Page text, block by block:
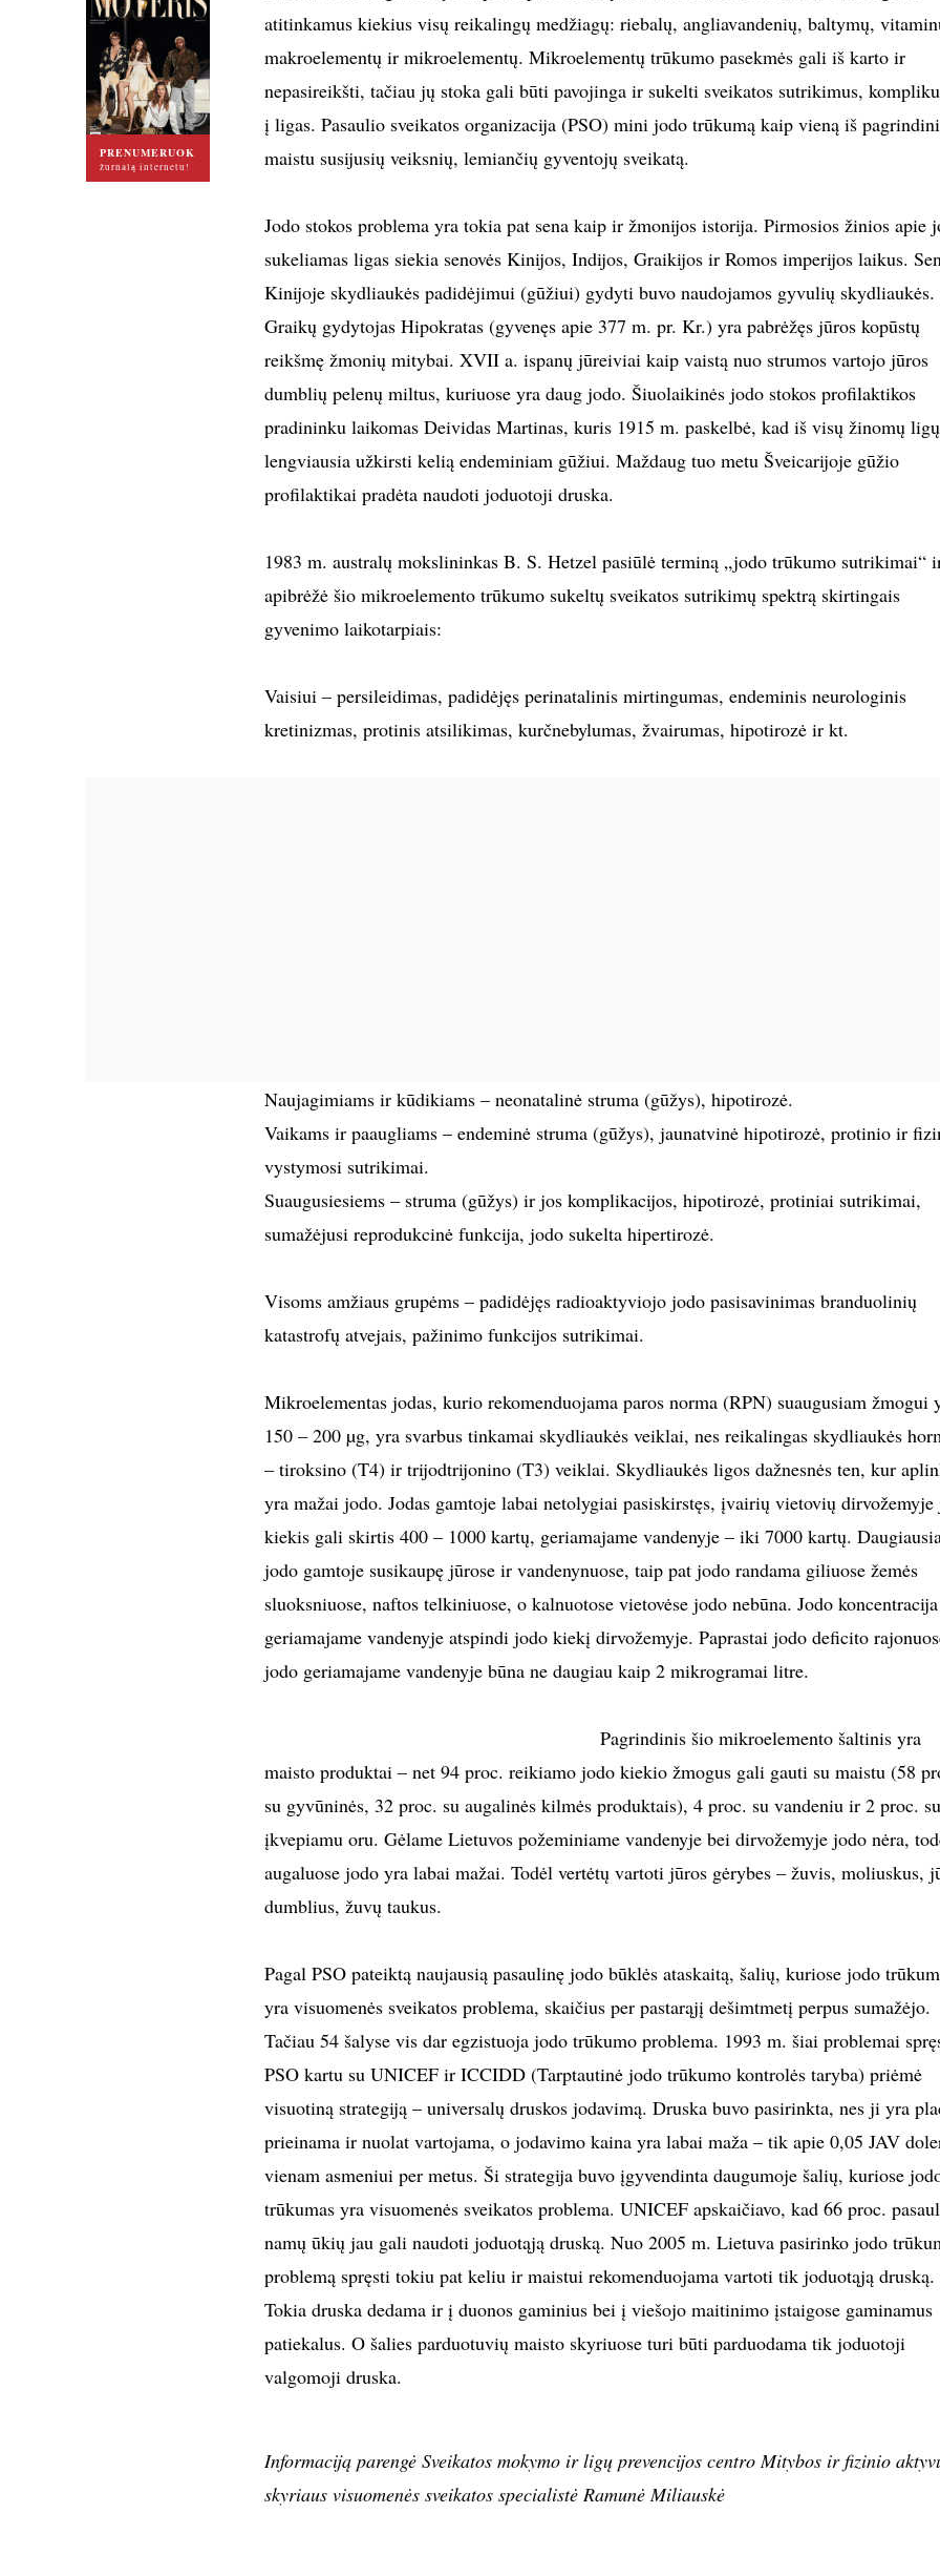
PRENUMERUOK
žurnalą internetu!
atitinkamus kiekius visų reikalingų medžiagų: riebalų, angliavandenių, baltymų,
makroelementų ir mikroelementų. Mikroelementų trūkumo pasekmės gali iš karto ir
nepasireikšti, tačiau jų stoka gali būti pavojinga ir sukelti sveikatos sutrikimus,
į ligas. Pasaulio sveikatos organizacija (PSO) mini jodo trūkumą kaip vieną iš
maistu susijusių veiksnių, lemiančių gyventojų sveikatą.
Jodo stokos problema yra tokia pat sena kaip ir žmonijos istorija. Pirmosios žinios apie
sukeliamas ligas siekia senovės Kinijos, Indijos, Graikijos ir Romos imperijos laikus.
Kinijoje skydliaukės padidėjimui (gūžiui) gydyti buvo naudojamos gyvulių skydliaukės.
Graikų gydytojas Hipokratas (gyvenęs apie 377 m. pr. Kr.) yra pabrėžęs jūros kopūstų
reikšmę žmonių mitybai. XVII a. ispanų jūreiviai kaip vaistą nuo strumos vartojo jūros
dumblių pelenų miltus, kuriuose yra daug jodo. Šiuolaikinės jodo stokos profilaktikos
pradininku laikomas Deividas Martinas, kuris 1915 m. paskelbė, kad iš visų žinomų ligų
lengviausia užkirsti kelią endeminiam gūžiui. Maždaug tuo metu Šveicarijoje gūžio
profilaktikai pradėta naudoti joduotoji druska.
1983 m. australų mokslininkas B. S. Hetzel pasiūlė terminą „jodo trūkumo sutrikimai“
apibrėžė šio mikroelemento trūkumo sukeltų sveikatos sutrikimų spektrą skirtingais
gyvenimo laikotarpiais:
Vaisiui – persileidimas, padidėjęs perinatalinis mirtingumas, endeminis neurologinis
kretinizmas, protinis atsilikimas, kurčnebylumas, žvairumas, hipotirozė ir kt.
Naujagimiams ir kūdikiams – neonatalinė struma (gūžys), hipotirozė.
Vaikams ir paaugliams – endeminė struma (gūžys), jaunatvinė hipotirozė, protinio ir
vystymosi sutrikimai.
Suaugusiesiems – struma (gūžys) ir jos komplikacijos, hipotirozė, protiniai sutrikimai,
sumažėjusi reprodukcinė funkcija, jodo sukelta hipertirozė.
Visoms amžiaus grupėms – padidėjęs radioaktyviojo jodo pasisavinimas branduolinių
katastrofų atvejais, pažinimo funkcijos sutrikimai.
Mikroelementas jodas, kurio rekomenduojama paros norma (RPN) suaugusiam žmogui
150 – 200 µg, yra svarbus tinkamai skydliaukės veiklai, nes reikalingas skydliaukės
– tiroksino (T4) ir trijodtrijonino (T3) veiklai. Skydliaukės ligos dažnesnės ten, kur
yra mažai jodo. Jodas gamtoje labai netolygiai pasiskirstęs, įvairių vietovių dirvožemyje
kiekis gali skirtis 400 – 1000 kartų, geriamajame vandenyje – iki 7000 kartų.
jodo gamtoje susikaupę jūrose ir vandenynuose, taip pat jodo randama giliuose žemės
sluoksniuose, naftos telkiniuose, o kalnuotose vietovėse jodo nebūna. Jodo koncentracija
geriamajame vandenyje atspindi jodo kiekį dirvožemyje. Paprastai jodo deficito
jodo geriamajame vandenyje būna ne daugiau kaip 2 mikrogramai litre.
Pagrindinis šio mikroelemento šaltinis yra
maisto produktai – net 94 proc. reikiamo jodo kiekio žmogus gali gauti su maistu (58
su gyvūninės, 32 proc. su augalinės kilmės produktais), 4 proc. su vandeniu ir 2 proc. su
įkvepiamu oru. Gėlame Lietuvos požeminiame vandenyje bei dirvožemyje jodo nėra,
augaluose jodo yra labai mažai. Todėl vertėtų vartoti jūros gėrybes – žuvis, moliuskus,
dumblius, žuvų taukus.
Pagal PSO pateiktą naujausią pasaulinę jodo būklės ataskaitą, šalių, kuriose jodo
yra visuomenės sveikatos problema, skaičius per pastarąjį dešimtmetį perpus sumažėjo.
Tačiau 54 šalyse vis dar egzistuoja jodo trūkumo problema. 1993 m. šiai problemai
PSO kartu su UNICEF ir ICCIDD (Tarptautinė jodo trūkumo kontrolės taryba) priėmė
visuotiną strategiją – universalų druskos jodavimą. Druska buvo pasirinkta, nes ji yra
prieinama ir nuolat vartojama, o jodavimo kaina yra labai maža – tik apie 0,05 JAV
vienam asmeniui per metus. Ši strategija buvo įgyvendinta daugumoje šalių, kuriose
trūkumas yra visuomenės sveikatos problema. UNICEF apskaičiavo, kad 66 proc.
namų ūkių jau gali naudoti joduotąją druską. Nuo 2005 m. Lietuva pasirinko jodo
problemą spręsti tokiu pat keliu ir maistui rekomenduojama vartoti tik joduotąją druską.
Tokia druska dedama ir į duonos gaminius bei į viešojo maitinimo įstaigose gaminamus
patiekalus. O šalies parduotuvių maisto skyriuose turi būti parduodama tik joduotoji
valgomoji druska.
Informaciją parengė Sveikatos mokymo ir ligų prevencijos centro Mitybos ir fizinio
skyriaus visuomenės sveikatos specialistė Ramunė Miliauskė